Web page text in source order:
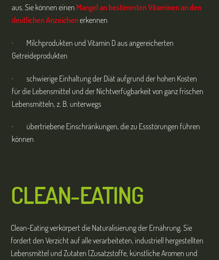
aus. Sie können einen Mangel an bestimmten Vitaminen an den
deutlichen Anzeichenerkennen
· Milchprodukten und Vitamin D aus angereicherten
Getreideprodukten
· schwierige Einhaltung der Diät aufgrund der hohen Kosten
für die Lebensmittel und der Nichtverfügbarkeit von ganz frischen
Lebensmitteln, z. B. unterwegs
· übertriebene Einschränkungen, die zu Essstörungen führen
können
CLEAN-EATING
Clean-Eating verkörpert die Naturalisierung der Ernährung. Sie
fordert den Verzicht auf alle verarbeiteten, industriell hergestellten
Lebensmittel und Zutaten (Zusatzstoffe, künstliche Aromen und